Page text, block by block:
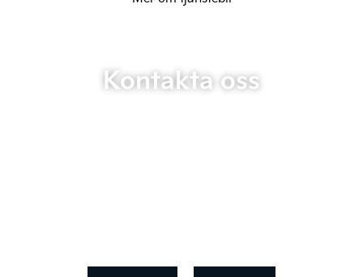
Kontakta oss